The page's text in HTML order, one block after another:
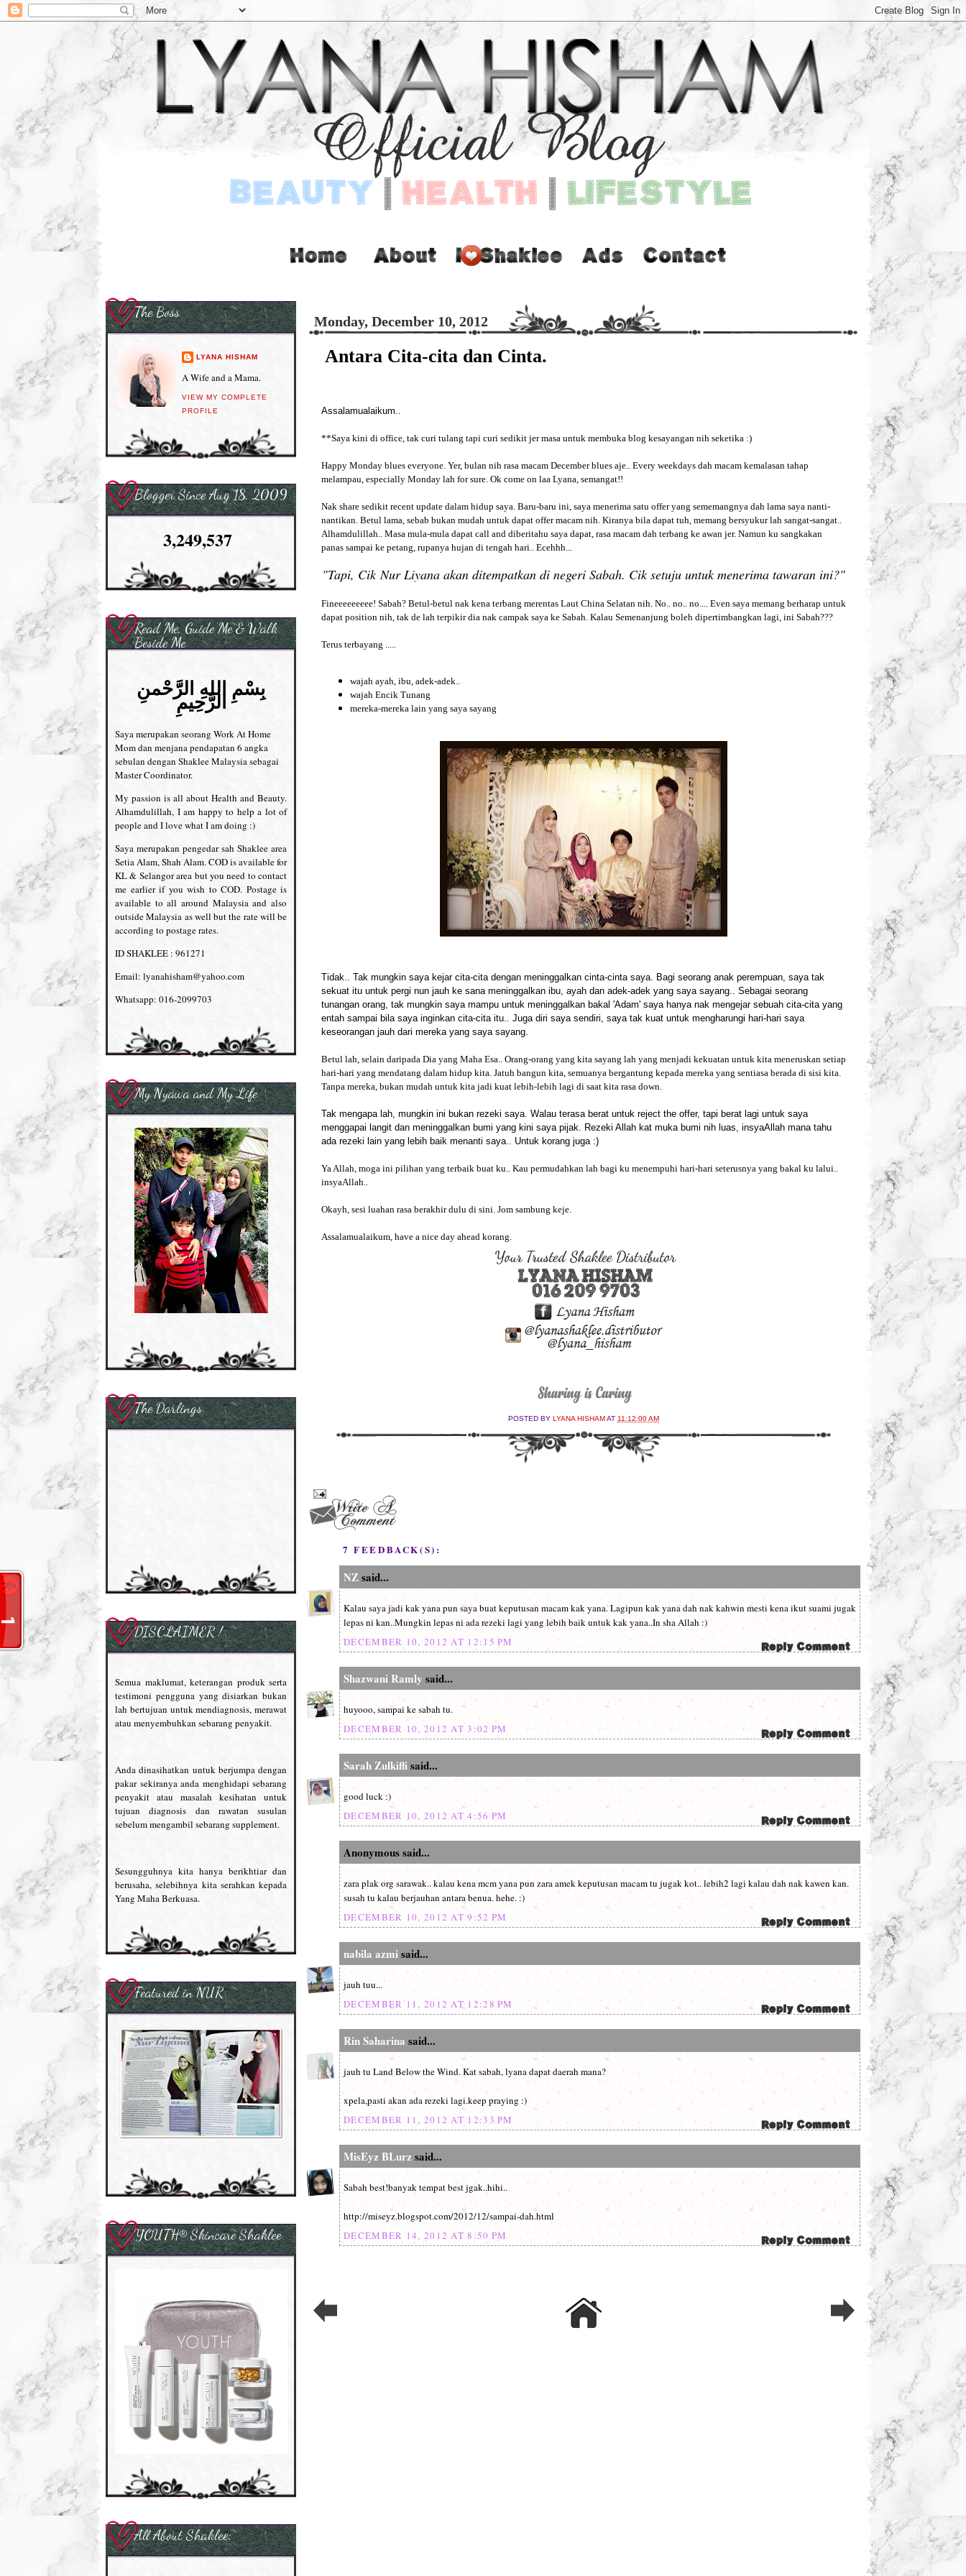
Monday, December 10, 2012
Antara Cita-cita dan Cinta.
Assalamualaikum..
**Saya kini di office, tak curi tulang tapi curi sedikit jer masa untuk membuka blog kesayangan nih seketika :)
Happy Monday blues everyone. Yer, bulan nih rasa macam December blues aje.. Every weekdays dah macam kemalasan tahap
melampau, especially Monday lah for sure. Ok come on laa Lyana, semangat!!
Nak share sedikit recent update dalam hidup saya. Baru-baru ini, saya menerima satu offer yang sememangnya dah lama saya nanti-
nantikan. Betul lama, sebab bukan mudah untuk dapat offer macam nih. Kiranya bila dapat tuh, memang bersyukur lah sangat-sangat..
Alhamdulillah.. Masa mula-mula dapat call and diberitahu saya dapat, rasa macam dah terbang ke awan jer. Namun ku sangkakan
panas sampai ke petang, rupanya hujan di tengah hari.. Ecehhh...
"Tapi, Cik Nur Liyana akan ditempatkan di negeri Sabah. Cik setuju untuk menerima tawaran ini?"
Fineeeeeeeee! Sabah? Betul-betul nak kena terbang merentas Laut China Selatan nih. No.. no.. no.... Even saya memang berharap untuk
dapat position nih, tak de lah terpikir dia nak campak saya ke Sabah. Kalau Semenanjung boleh dipertimbangkan lagi, ini Sabah???
Terus terbayang .....
wajah ayah, ibu, adek-adek..
wajah Encik Tunang
mereka-mereka lain yang saya sayang
Tidak.. Tak mungkin saya kejar cita-cita dengan meninggalkan cinta-cinta saya. Bagi seorang anak perempuan, saya tak
sekuat itu untuk pergi nun jauh ke sana meninggalkan ibu, ayah dan adek-adek yang saya sayang.. Sebagai seorang
tunangan orang, tak mungkin saya mampu untuk meninggalkan bakal 'Adam' saya hanya nak mengejar sebuah cita-cita yang
entah sampai bila saya inginkan cita-cita itu.. Juga diri saya sendiri, saya tak kuat untuk mengharungi hari-hari saya
keseorangan jauh dari mereka yang saya sayang.
Betul lah, selain daripada Dia yang Maha Esa.. Orang-orang yang kita sayang lah yang menjadi kekuatan untuk kita meneruskan setiap
hari-hari yang mendatang dalam hidup kita. Jatuh bangun kita, semuanya bergantung kepada mereka yang sentiasa berada di sisi kita.
Tanpa mereka, bukan mudah untuk kita jadi kuat lebih-lebih lagi di saat kita rasa down.
Tak mengapa lah, mungkin ini bukan rezeki saya. Walau terasa berat untuk reject the offer, tapi berat lagi untuk saya
menggapai langit dan meninggalkan bumi yang kini saya pijak. Rezeki Allah kat muka bumi nih luas, insyaAllah mana tahu
ada rezeki lain yang lebih baik menanti saya.. Untuk korang juga :)
Ya Allah, moga ini pilihan yang terbaik buat ku.. Kau permudahkan lah bagi ku menempuhi hari-hari seterusnya yang bakal ku lalui..
insyaAllah..
Okayh, sesi luahan rasa berakhir dulu di sini. Jom sambung keje.
Assalamualaikum, have a nice day ahead korang.
POSTED BY LYANA HISHAMAT 11:12:00 AM
7 FEEDBACK(S):
NZsaid...
Kalau saya jadi kak yana pun saya buat keputusan macam kak yana. Lagipun kak yana dah nak kahwin mesti kena ikut suami jugak
lepas ni kan..Mungkin lepas ni ada rezeki lagi yang lebih baik untuk kak yana..In sha Allah :)
DECEMBER 10, 2012 AT 12:15 PM
Shazwani Ramly said...
huyooo, sampai ke sabah tu.
DECEMBER 10, 2012 AT 3:02 PM
Sarah Zulkiflisaid...
good luck :)
DECEMBER 10, 2012 AT 4:56 PM
Anonymous said...
zara plak org sarawak.. kalau kena mcm yana pun zara amek keputusan macam tu jugak kot.. lebih2 lagi kalau dah nak kawen kan.
susah tu kalau berjauhan antara benua. hehe. :)
DECEMBER 10, 2012 AT 9:52 PM
nabila azmisaid...
jauh tuu...
DECEMBER 11, 2012 AT 12:28 PM
Rin Saharina said...
jauh tu Land Below the Wind. Kat sabah, lyana dapat daerah mana?
xpela,pasti akan ada rezeki lagi.keep praying :)
DECEMBER 11, 2012 AT 12:33 PM
MisEyz BLurz said...
Sabah best!banyak tempat best jgak..hihi..
http://miseyz.blogspot.com/2012/12/sampai-dah.html
DECEMBER 14, 2012 AT 8:50 PM
The Boss
LYANA HISHAM
A Wife and a Mama.
VIEW MY COMPLETE
PROFILE
Blogger Since Aug 18, 2009
3,249,537
Read Me, Guide Me & Walk
Beside Me
بِسْمِ اللهِ الرَّحْمنِ
الرَّحِيمِ
Saya merupakan seorang Work At Home
Mom dan menjana pendapatan 6 angka
sebulan dengan Shaklee Malaysia sebagai
Master Coordinator.
My passion is all about Health and Beauty.
Alhamdulillah, I am happy to help a lot of
people and I love what I am doing :)
Saya merupakan pengedar sah Shaklee area
Setia Alam, Shah Alam. COD is available for
KL & Selangor area but you need to contact
me earlier if you wish to COD. Postage is
available to all around Malaysia and also
outside Malaysia as well but the rate will be
according to postage rates.
ID SHAKLEE : 961271
Email: lyanahisham@yahoo.com
Whatsapp: 016-2099703
My Nyawa and My Life
The Darlings
DISCLAIMER !
Semua maklumat, keterangan produk serta
testimoni pengguna yang disiarkan bukan
lah bertujuan untuk mendiagnosis, merawat
atau menyembuhkan sebarang penyakit.
Anda dinasihatkan untuk berjumpa dengan
pakar sekiranya anda menghidapi sebarang
penyakit atau masalah kesihatan untuk
tujuan diagnosis dan rawatan susulan
sebelum mengambil sebarang supplement.
Sesungguhnya kita hanya berikhtiar dan
berusaha, selebihnya kita serahkan kepada
Yang Maha Berkuasa.
Featured in NUR
YOUTH® Skincare Shaklee
All About Shaklee: